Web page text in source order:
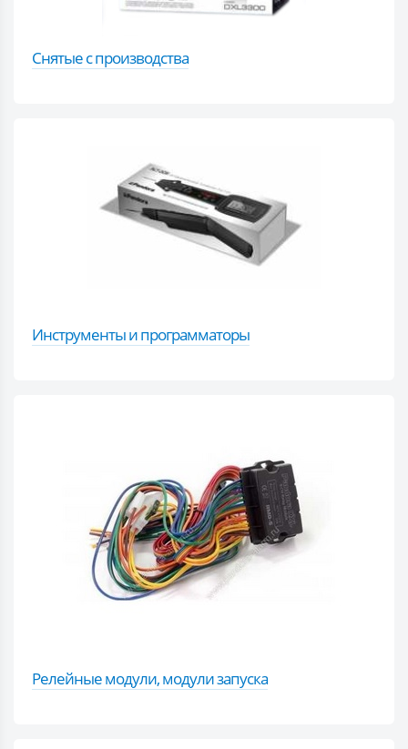
Снятые с производства
Инструменты и программаторы
Релейные модули, модули запуска